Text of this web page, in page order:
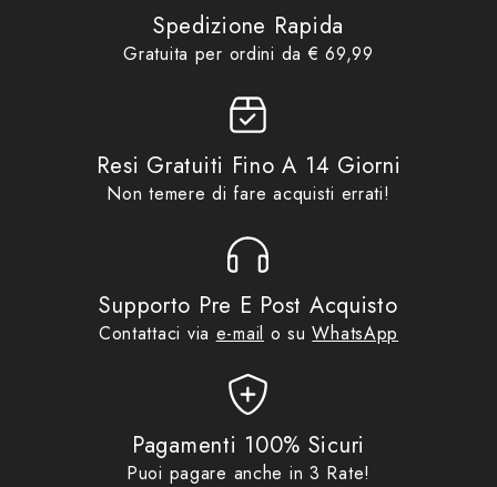
Portapacchi
Spedizione Rapida
Gratuita per ordini da € 69,99
Resi Gratuiti Fino A 14 Giorni
Non temere di fare acquisti errati!
Supporto Pre E Post Acquisto
Contattaci via e-mail o suWhatsApp
Pagamenti 100% Sicuri
Puoi pagare anche in 3 Rate!